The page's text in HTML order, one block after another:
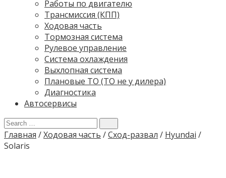
Работы по двигателю
Трансмиссия (КПП)
Ходовая часть
Тормозная система
Рулевое управление
Система охлаждения
Выхлопная система
Плановые ТО (ТО не у дилера)
Диагностика
Автосервисы
Главная /Ходовая часть /Сход-развал / Hyundai /
Solaris